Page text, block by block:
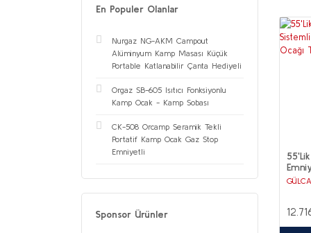
En Populer Olanlar
Nurgaz NG-AKM Campout
Alüminyum Kamp Masası Küçük
Portable Katlanabilir Çanta Hediyeli
Orgaz SB-605 Isıtıcı Fonksiyonlu
Kamp Ocak - Kamp Sobası
CK-508 Orcamp Seramik Tekli
Portatif Kamp Ocak Gaz Stop
Emniyetli
Sponsor Ürünler